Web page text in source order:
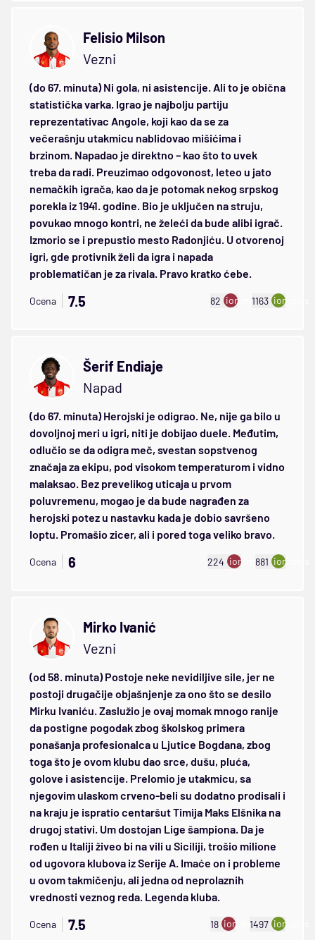
Felisio Milson
Vezni
(do 67. minuta) Ni gola, ni asistencije. Ali to je obična
statistička varka. Igrao je najbolju partiju
reprezentativac Angole, koji kao da se za
večerašnju utakmicu nablidovao mišićima i
brzinom. Napadao je direktno – kao što to uvek
treba da radi. Preuzimao odgovonost, leteo u jato
nemačkih igrača, kao da je potomak nekog srpskog
porekla iz 1941. godine. Bio je uključen na struju,
povukao mnogo kontri, ne želeći da bude alibi igrač.
Izmorio se i prepustio mesto Radonjiću. U otvorenoj
igri, gde protivnik želi da igra i napada
problematičan je za rivala. Pravo kratko ćebe.
Ocena 7.5 82 ion:minus
1163 ion:plus
Šerif Endiaje
Napad
(do 67. minuta) Herojski je odigrao. Ne, nije ga bilo u
dovoljnoj meri u igri, niti je dobijao duele. Međutim,
odlučio se da odigra meč, svestan sopstvenog
značaja za ekipu, pod visokom temperaturom i vidno
malaksao. Bez prevelikog uticaja u prvom
poluvremenu, mogao je da bude nagrađen za
herojski potez u nastavku kada je dobio savršeno
loptu. Promašio zicer, ali i pored toga veliko bravo.
Ocena 6 224 ion:minus
881 ion:plus
Mirko Ivanić
Vezni
(od 58. minuta) Postoje neke nevidiljive sile, jer ne
postoji drugačije objašnjenje za ono što se desilo
Mirku Ivaniću. Zaslužio je ovaj momak mnogo ranije
da postigne pogodak zbog školskog primera
ponašanja profesionalca u Ljutice Bogdana, zbog
toga što je ovom klubu dao srce, dušu, pluća,
golove i asistencije. Prelomio je utakmicu, sa
njegovim ulaskom crveno-beli su dodatno prodisali i
na kraju je ispratio centaršut Timija Maks Elšnika na
drugoj stativi. Um dostojan Lige šampiona. Da je
rođen u Italiji živeo bi na vili u Siciliji, trošio milione
od ugovora klubova iz Serije A. Imaće on i probleme
u ovom takmičenju, ali jedna od neprolaznih
vrednosti veznog reda. Legenda kluba.
Ocena 7.5 18 ion:minus
1497 ion:plus